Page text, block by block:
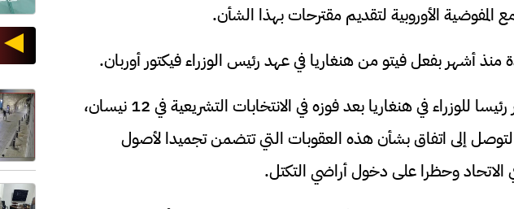
الأوروبية لتقديم مقترحات بهذا الشأن.
أشهر بفعل فيتو من هنغاريا في عهد رئيس الوزراء فيكتور أوربان.
ومع تنصيب بيتر ماديار رئيسا للوزراء في هنغاريا بعد فوزه في الانتخابات التشريعية في 12 نيسان،
بالتوصل إلى اتفاق بشأن هذه العقوبات التي تتضمن تجميدا لأصول
الاتحاد وحظرا على دخول أراضي التكتل.